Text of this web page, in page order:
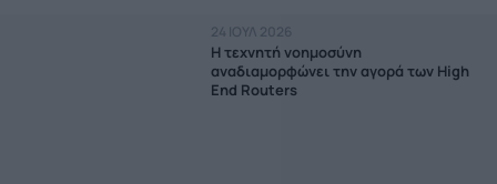
24 ΙΟΥΛ 2026
Η τεχνητή νοημοσύνη
αναδιαμορφώνει την αγορά των High
End Routers